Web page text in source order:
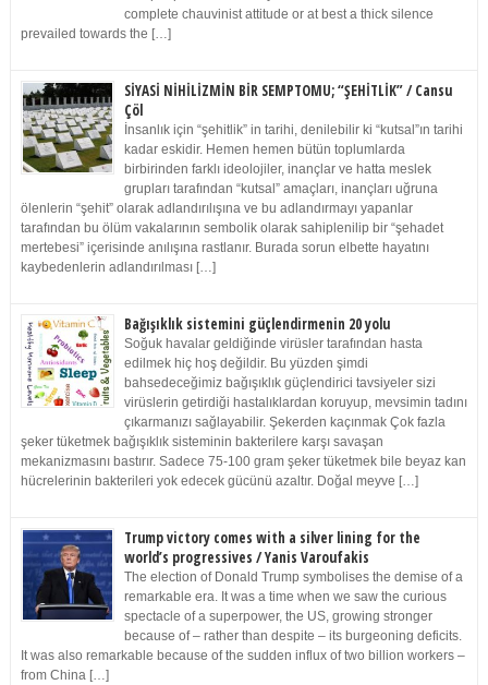
complete chauvinist attitude or at best a thick silence
prevailed towards the […]
SİYASİ NİHİLİZMİN BİR SEMPTOMU; “ŞEHİTLİK” / Cansu
Çöl
İnsanlık için “şehitlik” in tarihi, denilebilir ki “kutsal”ın tarihi
kadar eskidir. Hemen hemen bütün toplumlarda
birbirinden farklı ideolojiler, inançlar ve hatta meslek
grupları tarafından “kutsal” amaçları, inançları uğruna
ölenlerin “şehit” olarak adlandırılışına ve bu adlandırmayı yapanlar
tarafından bu ölüm vakalarının sembolik olarak sahiplenilip bir “şehadet
mertebesi” içerisinde anılışına rastlanır. Burada sorun elbette hayatını
kaybedenlerin adlandırılması […]
Bağışıklık sistemini güçlendirmenin 20 yolu
Soğuk havalar geldiğinde virüsler tarafından hasta
edilmek hiç hoş değildir. Bu yüzden şimdi
bahsedeceğimiz bağışıklık güçlendirici tavsiyeler sizi
virüslerin getirdiği hastalıklardan koruyup, mevsimin tadını
çıkarmanızı sağlayabilir. Şekerden kaçınmak Çok fazla
şeker tüketmek bağışıklık sisteminin bakterilere karşı savaşan
mekanizmasını bastırır. Sadece 75-100 gram şeker tüketmek bile beyaz kan
hücrelerinin bakterileri yok edecek gücünü azaltır. Doğal meyve […]
Trump victory comes with a silver lining for the
world’s progressives / Yanis Varoufakis
The election of Donald Trump symbolises the demise of a
remarkable era. It was a time when we saw the curious
spectacle of a superpower, the US, growing stronger
because of – rather than despite – its burgeoning deficits.
It was also remarkable because of the sudden influx of two billion workers –
from China […]